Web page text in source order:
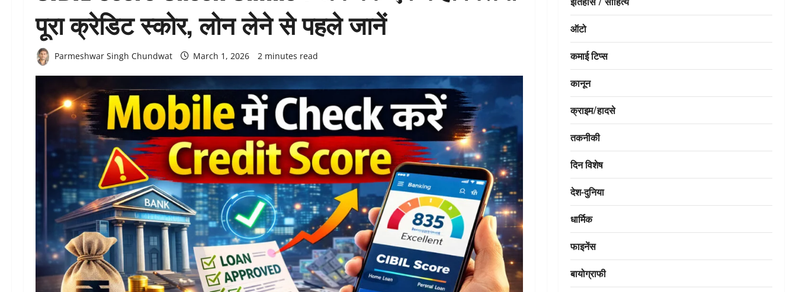
पूरा क्रेडिट स्कोर, लोन लेने से पहले जानें
Parmeshwar Singh Chundwat March 1, 2026 2 minutes read
ऑटो
कमाई टिप्स
कानून
क्राइम/हादसे
तकनीकी
दिन विशेष
देश-दुनिया
धार्मिक
फाइनेंस
बायोग्राफी